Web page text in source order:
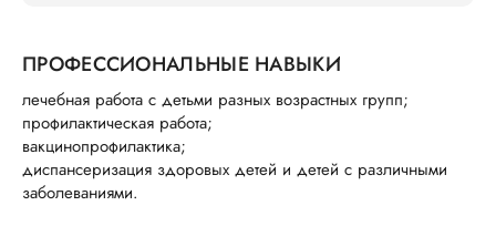
ПРОФЕССИОНАЛЬНЫЕ НАВЫКИ
лечебная работа с детьми разных возрастных групп;
профилактическая работа;
вакцинопрофилактика;
диспансеризация здоровых детей и детей с различными
заболеваниями.